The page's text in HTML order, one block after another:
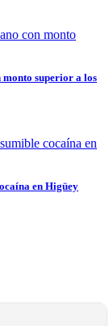
superior a los
en Higüey